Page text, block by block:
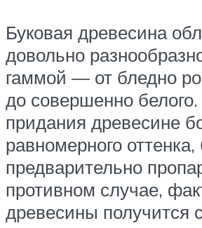
Буковая древесина
довольно
гаммой — от бледно
до совершенно
придания древесине
равномерного оттенка,
предварительно
противном случае,
древесины получится